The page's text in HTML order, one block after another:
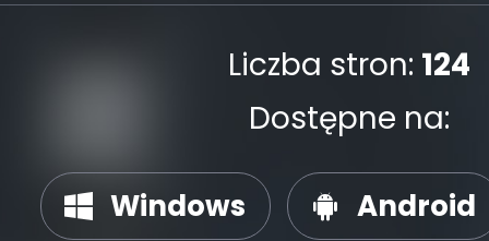
Liczba stron: 124
Dostępne na:
Windows Android